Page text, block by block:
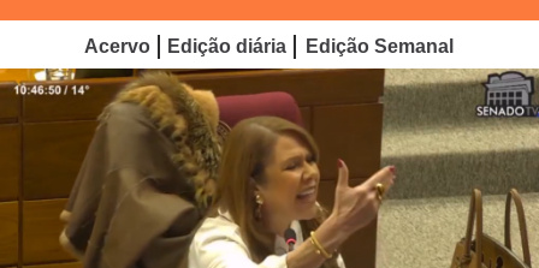
Acervo Edição diária Edição Semanal